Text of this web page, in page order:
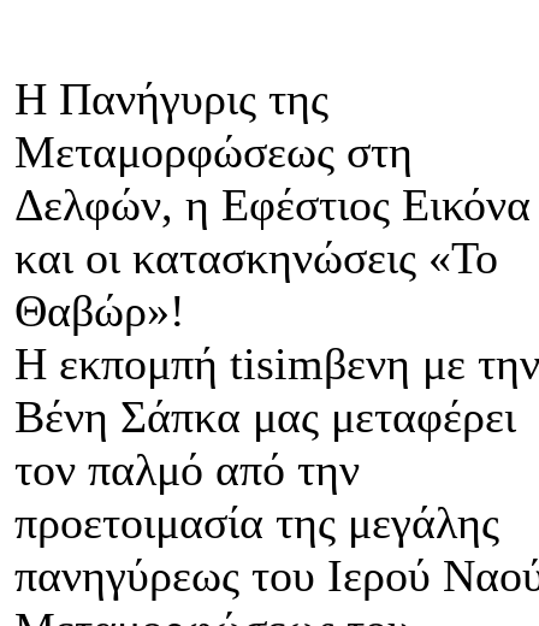
Η Πανήγυρις της
Μεταμορφώσεως στη
Δελφών, η Εφέστιος Εικόνα
και οι κατασκηνώσεις «Το
Θαβώρ»!
Η εκπομπή tisimβενη με την
Βένη Σάπκα μας μεταφέρει
τον παλμό από την
προετοιμασία της μεγάλης
πανηγύρεως του Ιερού